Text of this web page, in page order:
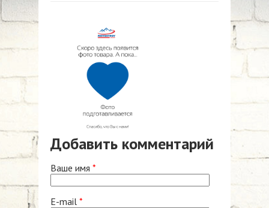
Добавить комментарий
Ваше имя *
E-mail *